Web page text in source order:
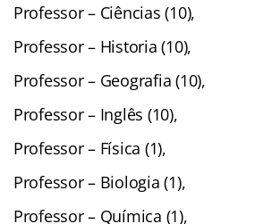
Professor – Ciências (10),
Professor – Historia (10),
Professor – Geografia (10),
Professor – Inglês (10),
Professor – Física (1),
Professor – Biologia (1),
Professor – Química (1),